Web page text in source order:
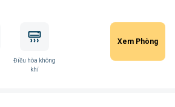
Điều hòa không
khí
Xem Phòng